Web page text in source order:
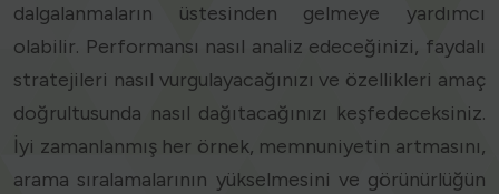
dalgalanmaların üstesinden gelmeye yardımcı
olabilir. Performansı nasıl analiz edeceğinizi, faydalı
stratejileri nasıl vurgulayacağınızı ve özellikleri amaç
doğrultusunda nasıl dağıtacağınızı keşfedeceksiniz.
İyi zamanlanmış her örnek, memnuniyetin artmasını,
arama sıralamalarının yükselmesini ve görünürlüğün